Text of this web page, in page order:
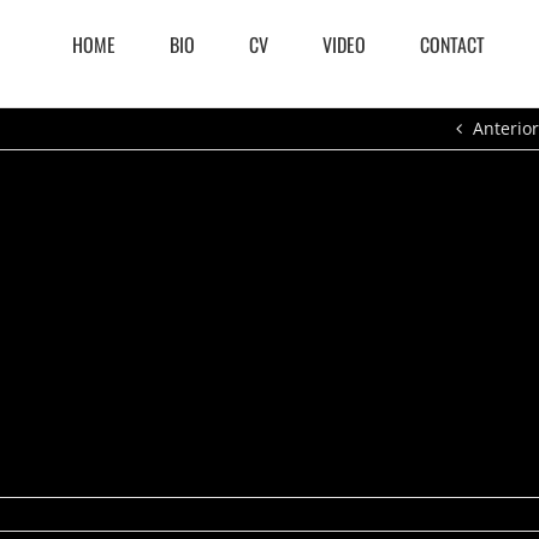
HOME BIO CV VIDEO CONTACT
Anterior